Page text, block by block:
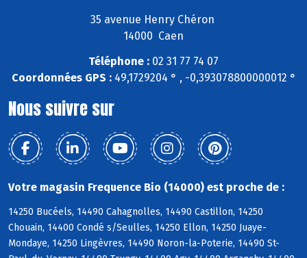
35 avenue Henry Chéron
14000 Caen
Téléphone : 02 31 77 74 07
Coordonnées GPS :49,1729204 ° , -0,393078800000012 °
Nous suivre sur
Votre magasin Frequence Bio (14000) est proche de :
14250 Bucéels, 14490 Cahagnolles, 14490 Castillon, 14250
Chouain, 14400 Condé s/Seulles, 14250 Ellon, 14250 Juaye-
Mondaye, 14250 Lingèvres, 14490 Noron-la-Poterie, 14490 St-